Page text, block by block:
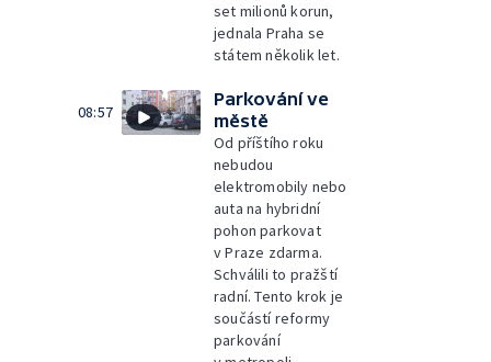
set milionů korun,
jednala Praha se
státem několik let.
08:57
Parkování ve
městě
Od příštího roku
nebudou
elektromobily nebo
auta na hybridní
pohon parkovat
v Praze zdarma.
Schválili to pražští
radní. Tento krok je
součástí reformy
parkování